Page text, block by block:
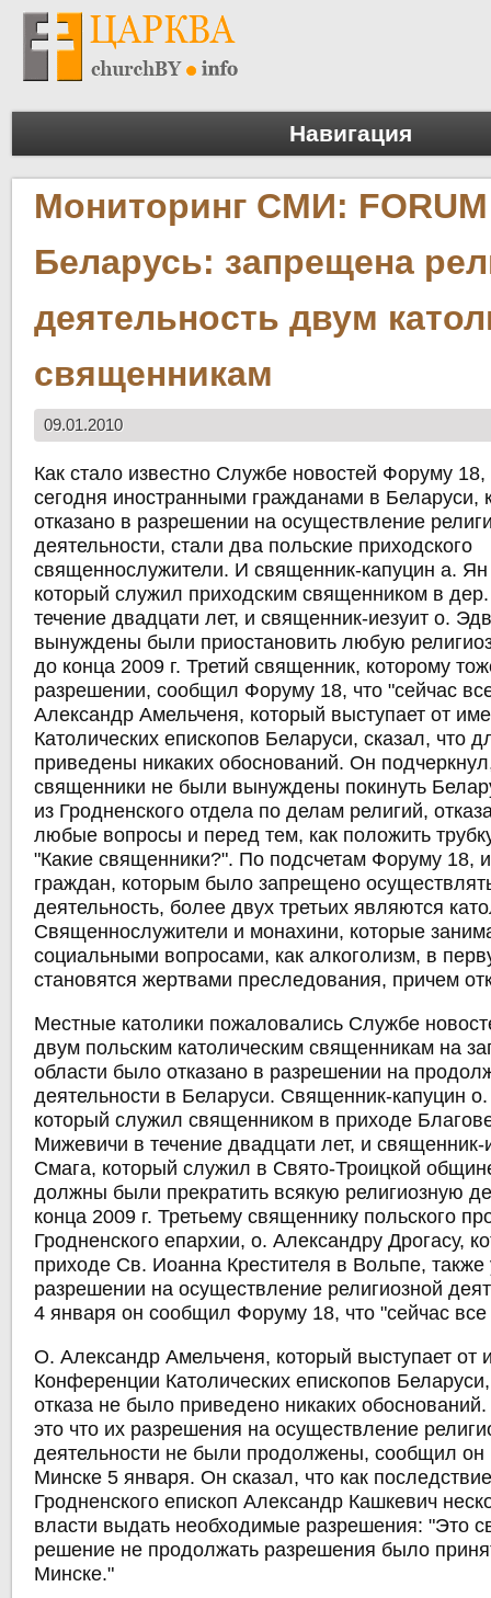
Навигация
Мониторинг СМИ:
Беларусь: запрещена
деятельность двум
священникам
09.01.2010
Как стало известно Службе новостей Форуму
сегодня иностранными гражданами в Беларуси,
отказано в разрешении на осуществление
деятельности, стали два польские приходского
священнослужители. И священник-капуцин а. Ян
который служил приходским священником в
течение двадцати лет, и священник-иезуит о.
вынуждены были приостановить любую
до конца 2009 г. Третий священник, которому
разрешении, сообщил Форуму 18, что "сейчас
Александр Амельченя, который выступает от
Католических епископов Беларуси, сказал, что
приведены никаких обоснований. Он
священники не были вынуждены покинуть
из Гродненского отдела по делам религий,
любые вопросы и перед тем, как положить
"Какие священники?". По подсчетам Форуму 18,
граждан, которым было запрещено
деятельность, более двух третьих являются
Священнослужители и монахини, которые
социальными вопросами, как алкоголизм, в
становятся жертвами преследования, причем
Местные католики пожаловались Службе
двум польским католическим священникам на
области было отказано в разрешении на
деятельности в Беларуси. Священник-капуцин
который служил священником в приходе
Мижевичи в течение двадцати лет, и
Смага, который служил в Свято-Троицкой
должны были прекратить всякую религиозную
конца 2009 г. Третьему священнику польского
Гродненского епархии, о. Александру Дрогасу,
приходе Св. Иоанна Крестителя в Вольпе, также
разрешении на осуществление религиозной
4 января он сообщил Форуму 18, что "сейчас
О. Александр Амельченя, который выступает от
Конференции Католических епископов
отказа не было приведено никаких
это что их разрешения на осуществление
деятельности не были продолжены, сообщил
Минске 5 января. Он сказал, что как
Гродненского епископ Александр Кашкевич
власти выдать необходимые разрешения: "Это
решение не продолжать разрешения было
Минске."